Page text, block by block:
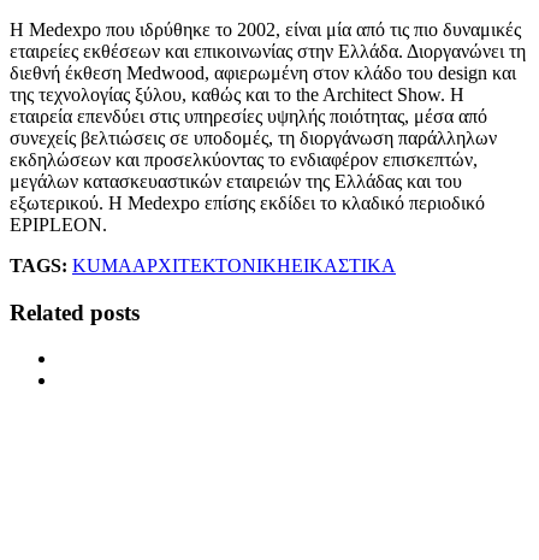
Η Medexpo που ιδρύθηκε το 2002, είναι μία από τις πιο δυναμικές
εταιρείες εκθέσεων και επικοινωνίας στην Ελλάδα. Διοργανώνει τη
διεθνή έκθεση Medwood, αφιερωμένη στον κλάδο του design και
της τεχνολογίας ξύλου, καθώς και το the Architect Show. Η
εταιρεία επενδύει στις υπηρεσίες υψηλής ποιότητας, μέσα από
συνεχείς βελτιώσεις σε υποδομές, τη διοργάνωση παράλληλων
εκδηλώσεων και προσελκύοντας το ενδιαφέρον επισκεπτών,
μεγάλων κατασκευαστικών εταιρειών της Ελλάδας και του
εξωτερικού. Η Medexpo επίσης εκδίδει το κλαδικό περιοδικό
EPIPLEON.
TAGS: KUMAΑΡΧΙΤΕΚΤΟΝΙΚΗΕΙΚΑΣΤΙΚΑ
Related posts